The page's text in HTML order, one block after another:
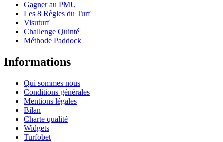
Gagner au PMU
Les 8 Règles du Turf
Visuturf
Challenge Quinté
Méthode Paddock
Informations
Qui sommes nous
Conditions générales
Mentions légales
Bilan
Charte qualité
Widgets
Turfobet